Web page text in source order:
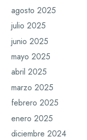
agosto 2025
julio 2025
junio 2025
mayo 2025
abril 2025
marzo 2025
febrero 2025
enero 2025
diciembre 2024